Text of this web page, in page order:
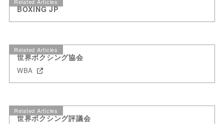
BOXING JP
Related Articles
世界ボクシング協会
WBA
Related Articles
世界ボクシング評議会